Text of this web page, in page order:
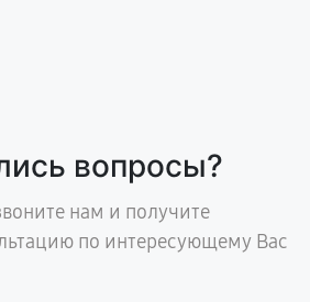
вопросы?
нам и получите
по интересующему Вас